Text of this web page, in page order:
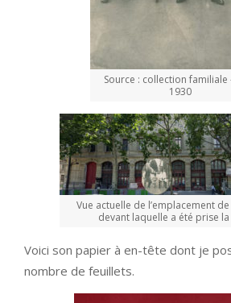
Source : collection familiale
1930
Vue actuelle de l’emplacement
devant laquelle a été prise
Voici son papier à en-tête dont je
nombre de feuillets.